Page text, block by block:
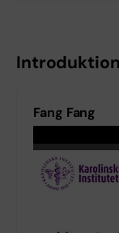
Fang Fang